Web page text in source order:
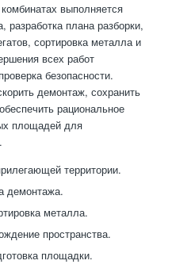
выполняется
разработка плана разборки,
сортировка металла и
всех работ
безопасности.
демонтаж, сохранить
рациональное
площадей для
территории.
демонтажа.
металла.
пространства.
площадки.